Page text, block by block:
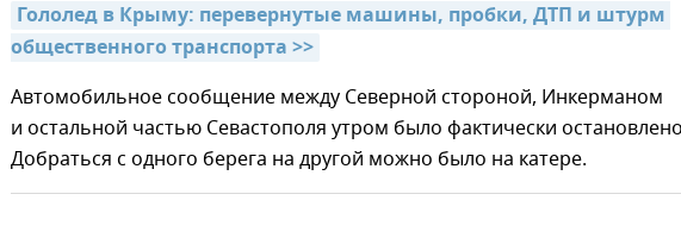
Гололед в Крыму: перевернутые машины, пробки, ДТП и штурм
общественного транспорта >>
Автомобильное сообщение между Северной стороной, Инкерманом
и остальной частью Севастополя утром было фактически
Добраться с одного берега на другой можно было на катере.